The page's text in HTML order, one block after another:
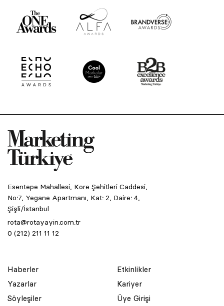
Esentepe Mahallesi, Kore Şehitleri Caddesi,
No:7, Yegane Apartmanı, Kat: 2, Daire: 4,
Şişli/İstanbul
rota@rotayayin.com.tr
0 (212) 211 11 12
Haberler
Yazarlar
Söyleşiler
Etkinlikler
Kariyer
Üye Girişi